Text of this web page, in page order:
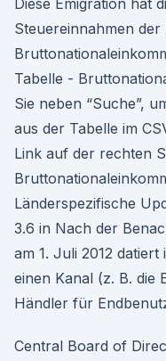
Diese Emigration hat
Steuereinnahmen der
Tabelle -
Sie neben “Suche”,
aus der Tabelle im
Link auf der rechten
Länderspezifische
3.6 in Nach der
am 1. Juli 2012
einen Kanal (z. B. die
Händler für
Central Board of